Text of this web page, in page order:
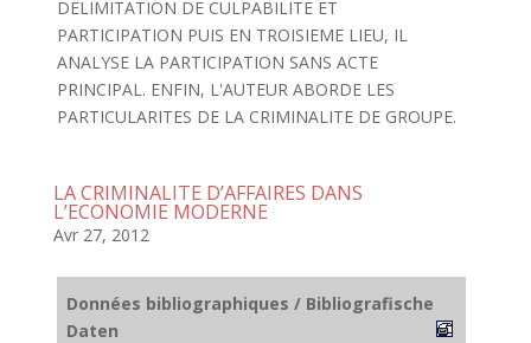
DELIMITATION DE CULPABILITE ET
PARTICIPATION PUIS EN TROISIEME LIEU, IL
ANALYSE LA PARTICIPATION SANS ACTE
PRINCIPAL. ENFIN, L'AUTEUR ABORDE LES
PARTICULARITES DE LA CRIMINALITE DE GROUPE.
LA CRIMINALITE D’AFFAIRES DANS
L’ECONOMIE MODERNE
Avr 27, 2012
Données bibliographiques / Bibliografische
Daten